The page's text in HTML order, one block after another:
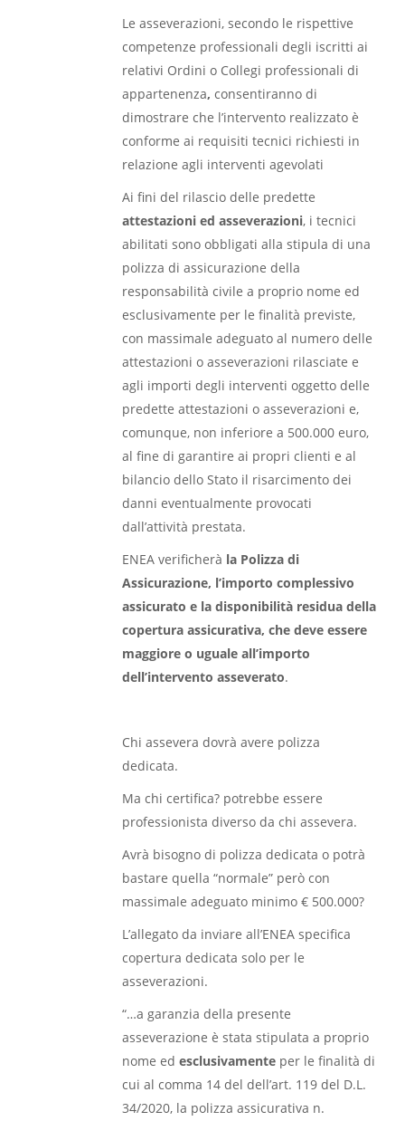
Le asseverazioni, secondo le rispettive
competenze professionali degli iscritti ai
relativi Ordini o Collegi professionali di
appartenenza, consentiranno di
dimostrare che l’intervento realizzato è
conforme ai requisiti tecnici richiesti in
relazione agli interventi agevolati
Ai fini del rilascio delle predette
attestazioni ed asseverazioni, i tecnici
abilitati sono obbligati alla stipula di una
polizza di assicurazione della
responsabilità civile a proprio nome ed
esclusivamente per le finalità previste,
con massimale adeguato al numero delle
attestazioni o asseverazioni rilasciate e
agli importi degli interventi oggetto delle
predette attestazioni o asseverazioni e,
comunque, non inferiore a 500.000 euro,
al fine di garantire ai propri clienti e al
bilancio dello Stato il risarcimento dei
danni eventualmente provocati
dall’attività prestata.
ENEA verificherà la Polizza di
Assicurazione, l’importo complessivo
assicurato e la disponibilità residua della
copertura assicurativa, che deve essere
maggiore o uguale all’importo
dell’intervento asseverato.
Chi assevera dovrà avere polizza
dedicata.
Ma chi certifica? potrebbe essere
professionista diverso da chi assevera.
Avrà bisogno di polizza dedicata o potrà
bastare quella “normale” però con
massimale adeguato minimo € 500.000?
L’allegato da inviare all’ENEA specifica
copertura dedicata solo per le
asseverazioni.
“…a garanzia della presente
asseverazione è stata stipulata a proprio
nome ed esclusivamenteper le finalità di
cui al comma 14 del dell’art. 119 del D.L.
34/2020, la polizza assicurativa n.